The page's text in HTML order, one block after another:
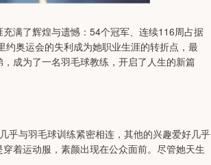
满了辉煌与遗憾：54个冠军、连续116周占据
奥运会的失利成为她职业生涯的转折点，最
成为了一名羽毛球教练，开启了人生的新篇
乎与羽毛球训练紧密相连，其他的兴趣爱好几乎
着运动服，素颜出现在公众面前。尽管她天生